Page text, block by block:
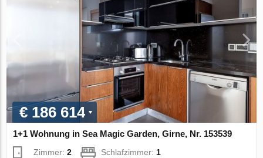
€ 186 614
1+1 Wohnung in Sea Magic Garden, Girne, Nr. 153539
Zimmer:2 Schlafzimmer: 1